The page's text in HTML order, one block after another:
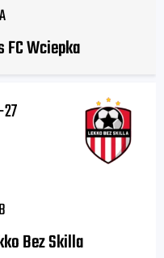
FC Wciepka
Bez Skilla